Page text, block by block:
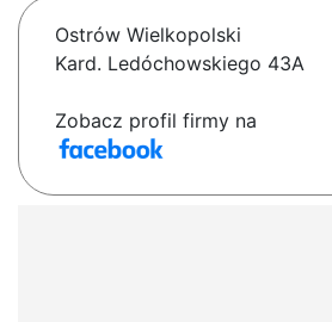
Ostrów Wielkopolski
Kard. Ledóchowskiego 43A
Zobacz profil firmy na